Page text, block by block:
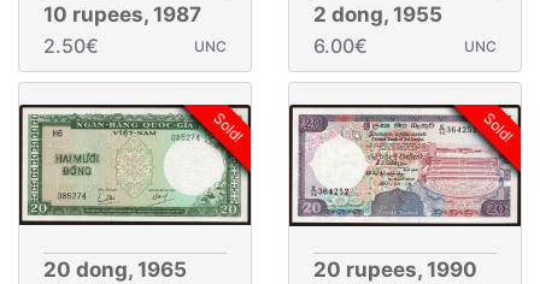
10 rupees, 1987
2.50€
UNC
2 dong, 1955
6.00€
UNC
Sold!
20 dong, 1965
Sold!
20 rupees, 1990